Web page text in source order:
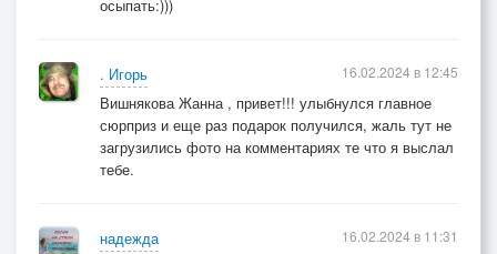
осыпать:)))
. Игорь
Вишнякова Жанна , привет!!! улыбнулся главное
сюрприз и еще раз подарок получился, жаль тут не
загрузились фото на комментариях те что я выслал
тебе.
16.02.2024 в 12:45
надежда
16.02.2024 в 11:31